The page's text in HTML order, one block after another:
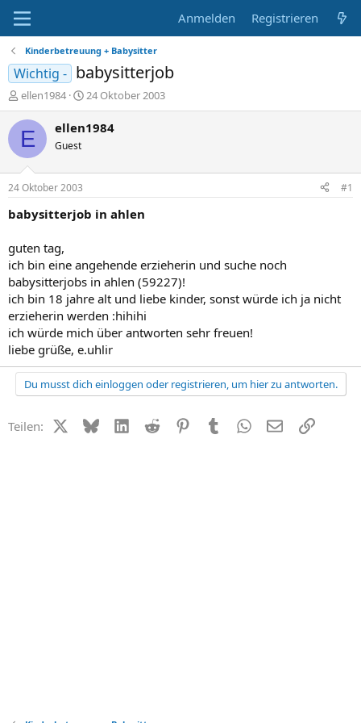
Anmelden Registrieren
Kinderbetreuung + Babysitter
Wichtig - babysitterjob
E
r
s
e
r
ellen1984
E
r
s
t
a
24 Oktober 2003
E ellen1984
Guest
24 Oktober 2003 #1
babysitterjob in ahlen
guten tag,
ich bin eine angehende erzieherin und suche noch
babysitterjobs in ahlen (59227)!
ich bin 18 jahre alt und liebe kinder, sonst würde ich ja nicht
erzieherin werden :hihihi
ich würde mich über antworten sehr freuen!
liebe grüße, e.uhlir
Du musst dich einloggen oder registrieren, um hier zu antworten.
Teilen: X (Twitter)
BlueskyLinkedIn
Reddit PinterestTumblr WhatsApp
E-MailLink